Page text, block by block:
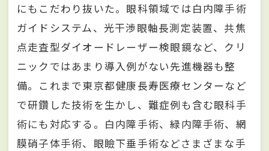
にもこだわり抜いた。眼科領域では白内障手術
ガイドシステム、光干渉眼軸長測定装置、共焦
点走査型ダイオードレーザー検眼鏡など、クリ
ニックではあまり導入例がない先進機器も整
備。これまで東京都健康長寿医療センターなど
で研鑽した技術を生かし、難症例も含む眼科手
術にも対応する。白内障手術、緑内障手術、網
膜硝子体手術、眼瞼下垂手術などさまざまな手